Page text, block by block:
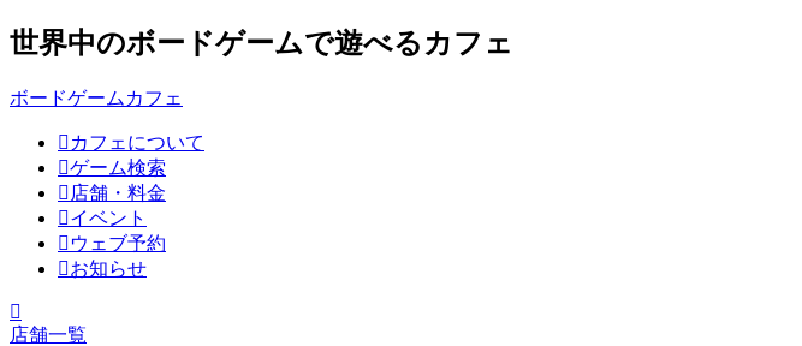
世界中のボードゲームで遊べるカフェ
ボードゲームカフェ
カフェについて
ゲーム検索
店舗・料金
イベント
ウェブ予約
お知らせ
店舗一覧